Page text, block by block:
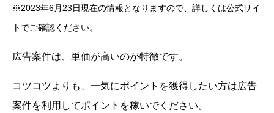
※2023年6月23日現在の情報となりますので、詳しくは公式サイ
トでご確認ください。
広告案件は、単価が高いのが特徴です。
コツコツよりも、一気にポイントを獲得したい方は広告
案件を利用してポイントを稼いでください。